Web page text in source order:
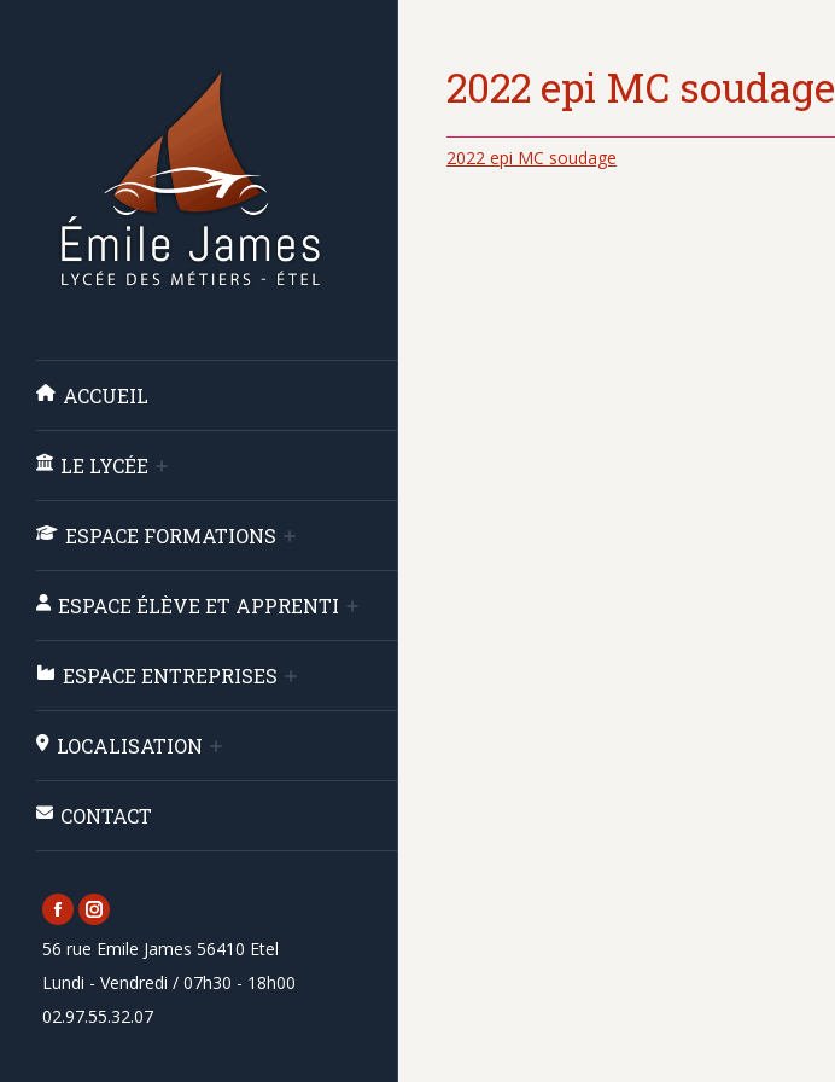
ACCUEIL
LE LYCÉE
ESPACE FORMATIONS
ESPACE ÉLÈVE ET APPRENTI
ESPACE ENTREPRISES
LOCALISATION
CONTACT
Facebook
page
opens
in
Instagram
page
opens
in
56 rue Emile James 56410 Etel
Lundi - Vendredi / 07h30 - 18h00
02.97.55.32.07
2022 epi MC soudage
2022 epi MC soudage